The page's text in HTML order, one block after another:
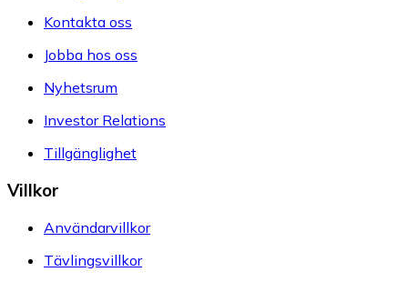
Kontakta oss
Jobba hos oss
Nyhetsrum
Investor Relations
Tillgänglighet
Villkor
Användarvillkor
Tävlingsvillkor